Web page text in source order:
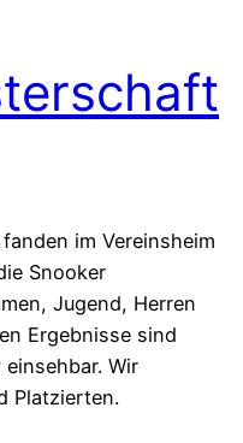
im Vereinsheim
Snooker
Jugend, Herren
Ergebnisse sind
Wir
Platzierten.